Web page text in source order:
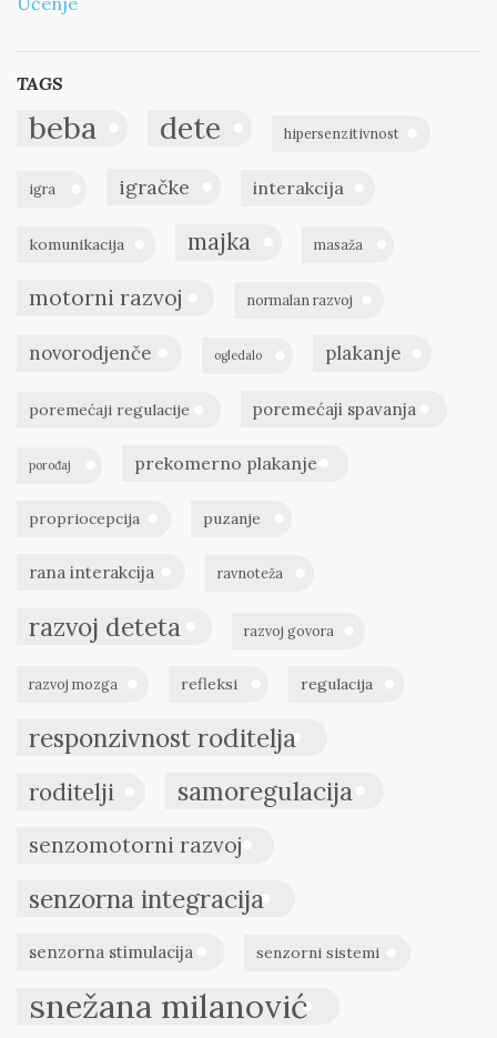
TAGS
beba dete hipersenzitivnost
igra igračke interakcija
komunikacija majka masaža
motorni razvoj normalan razvoj
novorodjenče ogledalo plakanje
poremećaji regulacije poremećaji spavanja
porođaj prekomerno plakanje
propriocepcija puzanje
rana interakcija ravnoteža
razvoj deteta razvoj govora
razvoj mozga refleksi regulacija
responzivnost roditelja
roditelji samoregulacija
senzomotorni razvoj
senzorna integracija
senzorna stimulacija senzorni sistemi
snežana milanović